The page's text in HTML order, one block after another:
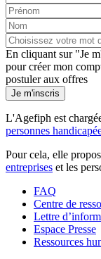
En cliquant sur "Je
pour créer mon
postuler aux offres
Je m'inscris
L'Agefiph est
personnes
Pour cela, elle
entreprises et les
FAQ
Centre de
Lettre
Espace Presse
Ressources